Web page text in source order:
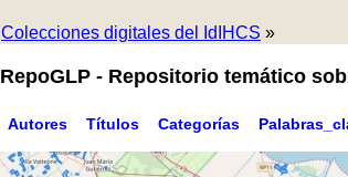
Colecciones digitales del IdIHCS »
RepoGLP - Repositorio temático
Autores Títulos Categorías